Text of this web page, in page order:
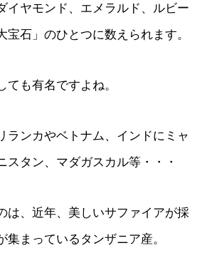
イヤモンド、エメラルド、ルビー
宝石」のひとつに数えられます。
ても有名ですよね。
ランカやベトナム、インドにミャ
スタン、マダガスカル等・・・
は、近年、美しいサファイアが採
集まっているタンザニア産。